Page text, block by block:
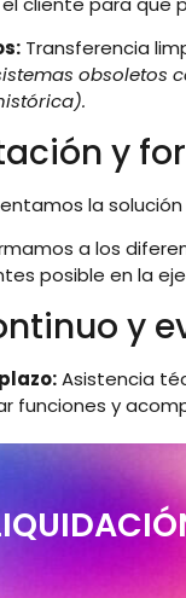
Transferencia
obsoletos
y
la
a los
posible en la
y
Asistencia
funciones y